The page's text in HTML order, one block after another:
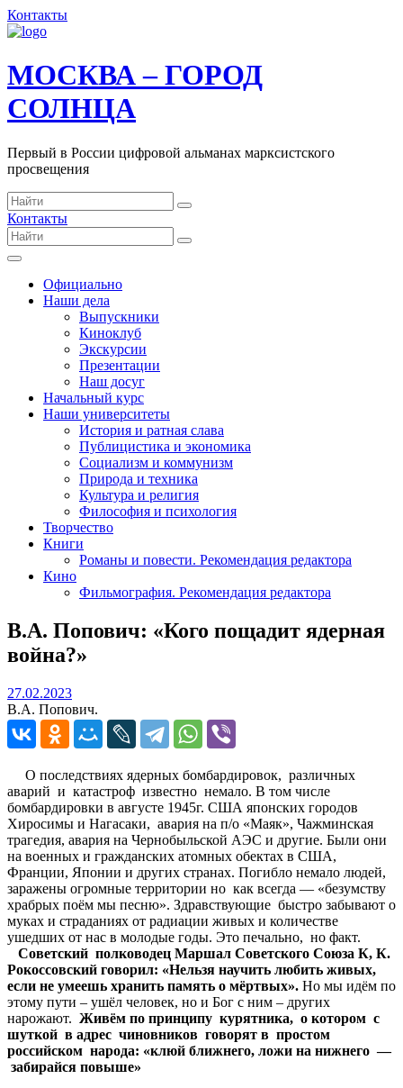
Контакты
МОСКВА – ГОРОД
СОЛНЦА
Первый в России цифровой альманах марксистского
просвещения
Контакты
Официально
Наши дела
Выпускники
Киноклуб
Экскурсии
Презентации
Наш досуг
Начальный курс
Наши университеты
История и ратная слава
Публицистика и экономика
Социализм и коммунизм
Природа и техника
Культура и религия
Философия и психология
Творчество
Книги
Романы и повести. Рекомендация редактора
Кино
Фильмография. Рекомендация редактора
В.А. Попович: «Кого пощадит ядерная
война?»
27.02.202327.02.2023
В.А. Попович.
О последствиях ядерных бомбардировок, различных
аварий и катастроф известно немало. В том числе
бомбардировки в августе 1945г. США японских городов
Хиросимы и Нагасаки, авария на п/о «Маяк», Чажминская
трагедия, авария на Чернобыльской АЭС и другие. Были они
на военных и гражданских атомных обектах в США,
Франции, Японии и других странах. Погибло немало людей,
заражены огромные территории но как всегда — «безумству
храбрых поём мы песню». Здравствующие быстро забывают о
муках и страданиях от радиации живых и количестве
ушедших от нас в молодые годы. Это печально, но факт.
Советский полководец Маршал Советского Союза К, К.
Рокоссовский говорил: «Нельзя научить любить живых,
если не умеешь хранить память о мёртвых». Но мы идём по
этому пути – ушёл человек, но и Бог с ним – других
нарожают. Живём по принципу курятника, о котором с
шуткой в адрес чиновников говорят в простом
российском народа: «клюй ближнего, ложи на нижнего —
забирайся повыше»